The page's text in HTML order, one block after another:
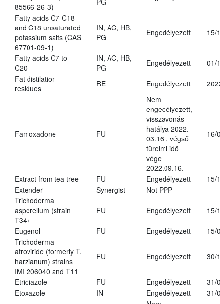
85566-26-3)
PG
Fatty acids C7-C18
and C18 unsaturated
potassium salts (CAS
67701-09-1)
IN, AC, HB,
PG
Engedélyezett 15/
Fatty acids C7 to
C20
IN, AC, HB,
PG
Engedélyezett
01/
Fat distilation
residues
RE Engedélyezett
Famoxadone FU
Nem
engedélyezett,
visszavonás
hatálya 2022.
03.16., végső
türelmi idő
vége
2022.09.16.
16/
Extract from tea tree FU Engedélyezett
15/
Extender
Synergist Not PPP
-
Trichoderma
asperellum (strain
T34)
FU Engedélyezett 15/
Eugenol FU Engedélyezett
15/
Trichoderma
atroviride (formerly T.
harzianum) strains
IMI 206040 and T11
FU Engedélyezett 30/
Etridiazole FU Engedélyezett
31/
Etoxazole
IN Engedélyezett
31/